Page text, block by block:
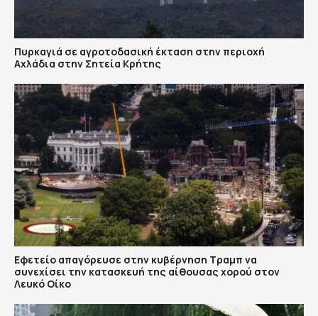
Πυρκαγιά σε αγροτοδασική έκταση στην περιοχή
Αχλάδια στην Σητεία Κρήτης
Εφετείο απαγόρευσε στην κυβέρνηση Τραμπ να
συνεχίσει την κατασκευή της αίθουσας χορού στον
Λευκό Οίκο